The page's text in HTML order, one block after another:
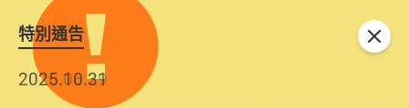
特別通告
2026.06.29
2025.10.31
關閉